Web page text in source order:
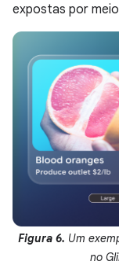
expostas por
Figura 6. Um
no